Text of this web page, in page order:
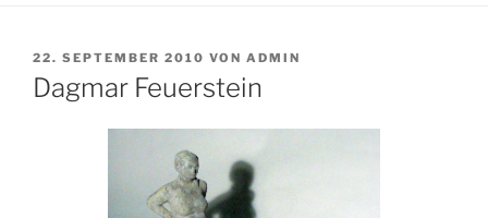
VERÖFFENTLICHT
AM
22. SEPTEMBER 2010 VON ADMIN
Dagmar Feuerstein